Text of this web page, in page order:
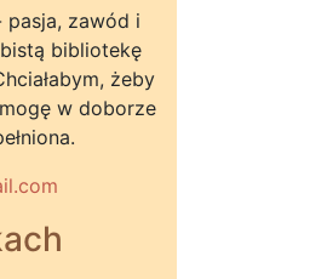
pasja, zawód i
bibliotekę
żeby
w doborze